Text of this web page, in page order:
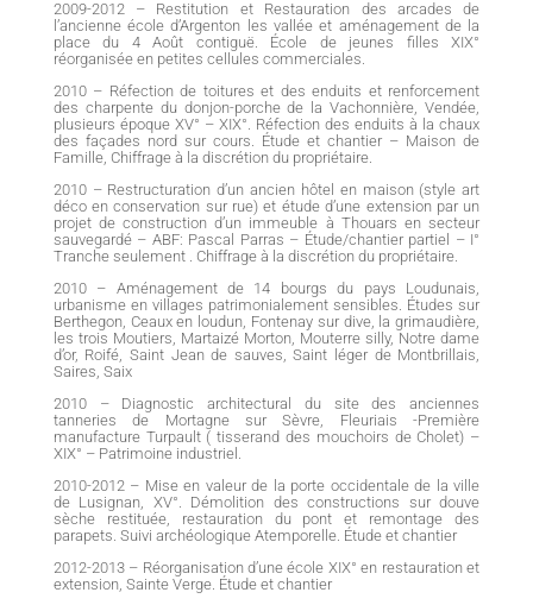
2009-2012 – Restitution et Restauration des arcades de
l’ancienne école d’Argenton les vallée et aménagement de la
place du 4 Août contiguë. École de jeunes filles XIX°
réorganisée en petites cellules commerciales.
2010 – Réfection de toitures et des enduits et renforcement
des charpente du donjon-porche de la Vachonnière, Vendée,
plusieurs époque XV° – XIX°. Réfection des enduits à la chaux
des façades nord sur cours. Étude et chantier – Maison de
Famille, Chiffrage à la discrétion du propriétaire.
2010 – Restructuration d’un ancien hôtel en maison (style art
déco en conservation sur rue) et étude d’une extension par un
projet de construction d’un immeuble à Thouars en secteur
sauvegardé – ABF: Pascal Parras – Étude/chantier partiel – I°
Tranche seulement . Chiffrage à la discrétion du propriétaire.
2010 – Aménagement de 14 bourgs du pays Loudunais,
urbanisme en villages patrimonialement sensibles. Études sur
Berthegon, Ceaux en loudun, Fontenay sur dive, la grimaudière,
les trois Moutiers, Martaizé Morton, Mouterre silly, Notre dame
d’or, Roifé, Saint Jean de sauves, Saint léger de Montbrillais,
Saires, Saix
2010 – Diagnostic architectural du site des anciennes
tanneries de Mortagne sur Sèvre, Fleuriais -Première
manufacture Turpault ( tisserand des mouchoirs de Cholet) –
XIX° – Patrimoine industriel.
2010-2012 – Mise en valeur de la porte occidentale de la ville
de Lusignan, XV°. Démolition des constructions sur douve
sèche restituée, restauration du pont et remontage des
parapets. Suivi archéologique Atemporelle. Étude et chantier
2012-2013 – Réorganisation d’une école XIX° en restauration et
extension, Sainte Verge. Étude et chantier